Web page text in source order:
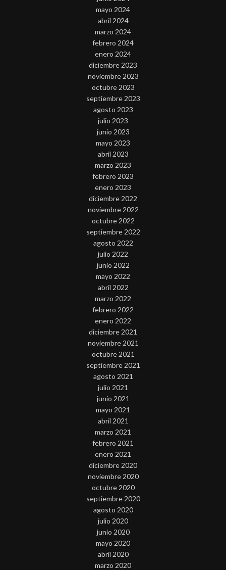
mayo 2024
abril 2024
marzo 2024
febrero 2024
enero 2024
diciembre 2023
noviembre 2023
octubre 2023
septiembre 2023
agosto 2023
julio 2023
junio 2023
mayo 2023
abril 2023
marzo 2023
febrero 2023
enero 2023
diciembre 2022
noviembre 2022
octubre 2022
septiembre 2022
agosto 2022
julio 2022
junio 2022
mayo 2022
abril 2022
marzo 2022
febrero 2022
enero 2022
diciembre 2021
noviembre 2021
octubre 2021
septiembre 2021
agosto 2021
julio 2021
junio 2021
mayo 2021
abril 2021
marzo 2021
febrero 2021
enero 2021
diciembre 2020
noviembre 2020
octubre 2020
septiembre 2020
agosto 2020
julio 2020
junio 2020
mayo 2020
abril 2020
marzo 2020